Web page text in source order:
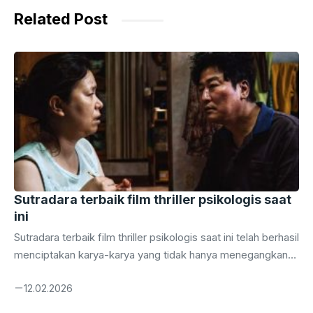
o
p
Related Post
Sutradara terbaik film thriller psikologis saat
ini
Sutradara terbaik film thriller psikologis saat ini telah berhasil
menciptakan karya-karya yang tidak hanya menegangkan
belakang yang beragam dan perjalanan karier yang
12.02.2026